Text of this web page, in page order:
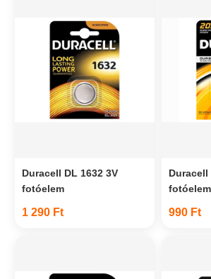
Duracell DL 1632 3V
fotóelem
1 290 Ft
Duracell
fotóelem
990 Ft